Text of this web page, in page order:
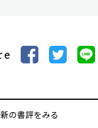
の書評をみる